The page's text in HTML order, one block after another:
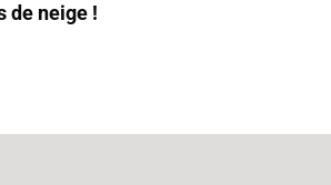
de neige !